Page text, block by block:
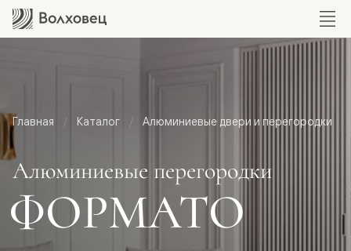
Главная Каталог Алюминиевые двери и перегородки
Алюминиевые перегородки
ФОРМАТО